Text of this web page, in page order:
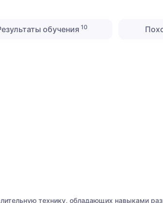
обучения 10
технику, обладающих навыками